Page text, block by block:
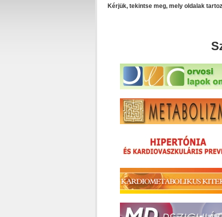
Kérjük, tekintse meg, mely oldalak